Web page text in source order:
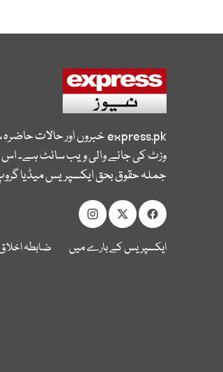
express.pkخبروں اور حالات
وزٹ کی جانے والی ویب سائٹ ہے۔ اس
جملہ حقوق بحق ایکسپریس میڈیا
ایکسپریس کے بارے میں ضابطہ